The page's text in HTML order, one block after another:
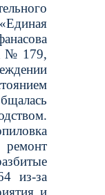
№ 179,
из-за
и